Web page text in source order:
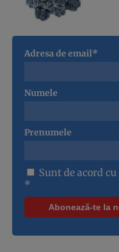
Adresa de email*
Numele
Prenumele
Sunt de acord cu
*